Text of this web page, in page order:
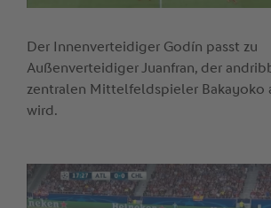
Der Innenverteidiger Godín passt zu
Außenverteidiger Juanfran, der
zentralen Mittelfeldspieler Bakayoko
wird.